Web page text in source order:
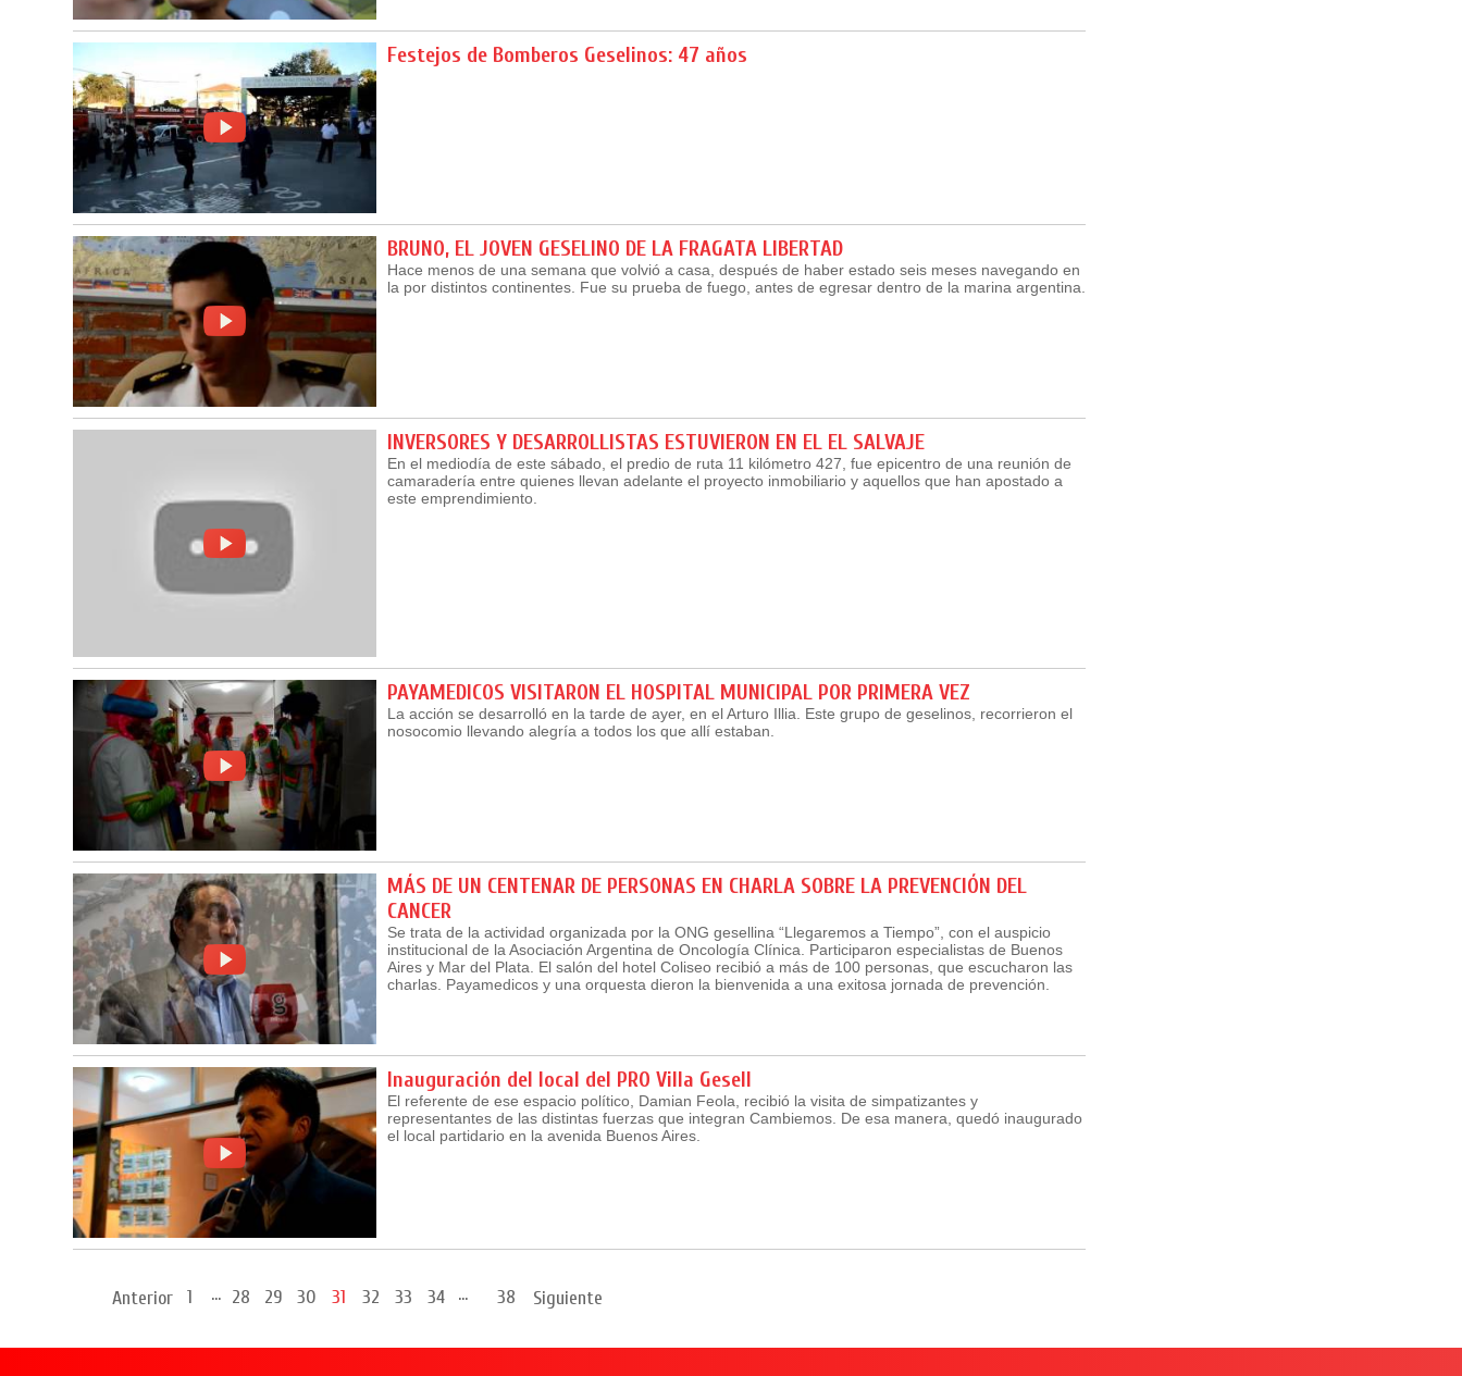
Festejos de Bomberos Geselinos: 47 años
BRUNO, EL JOVEN GESELINO DE LA FRAGATA LIBERTAD
Hace menos de una semana que volvió a casa, después de haber estado seis meses navegando en
la por distintos continentes. Fue su prueba de fuego, antes de egresar dentro de la marina argentina.
INVERSORES Y DESARROLLISTAS ESTUVIERON EN EL EL SALVAJE
En el mediodía de este sábado, el predio de ruta 11 kilómetro 427, fue epicentro de una reunión de
camaradería entre quienes llevan adelante el proyecto inmobiliario y aquellos que han apostado a
este emprendimiento.
PAYAMEDICOS VISITARON EL HOSPITAL MUNICIPAL POR PRIMERA VEZ
La acción se desarrolló en la tarde de ayer, en el Arturo Illia. Este grupo de geselinos, recorrieron el
nosocomio llevando alegría a todos los que allí estaban.
MÁS DE UN CENTENAR DE PERSONAS EN CHARLA SOBRE LA PREVENCIÓN DEL
CANCER
Se trata de la actividad organizada por la ONG gesellina “Llegaremos a Tiempo”, con el auspicio
institucional de la Asociación Argentina de Oncología Clínica. Participaron especialistas de Buenos
Aires y Mar del Plata. El salón del hotel Coliseo recibió a más de 100 personas, que escucharon las
charlas. Payamedicos y una orquesta dieron la bienvenida a una exitosa jornada de prevención.
Inauguración del local del PRO Villa Gesell
El referente de ese espacio político, Damian Feola, recibió la visita de simpatizantes y
representantes de las distintas fuerzas que integran Cambiemos. De esa manera, quedó inaugurado
el local partidario en la avenida Buenos Aires.
Anterior 1 ... 28 29 30 31 32 33 34 ... 38 Siguiente